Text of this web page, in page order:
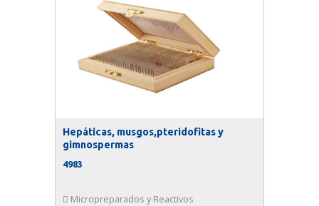
Hepáticas, musgos,pteridofitas y
gimnospermas
4983
Micropreparados y Reactivos